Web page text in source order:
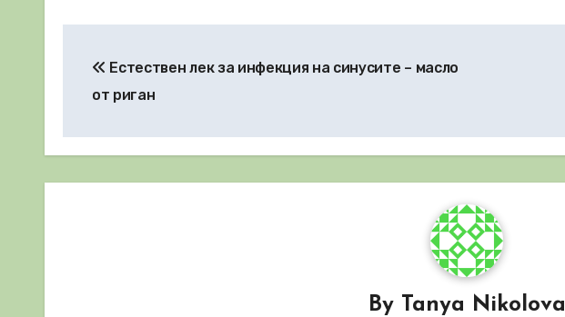
Естествен лек за инфекция на синусите – масло
от риган
By Tanya Nikolova